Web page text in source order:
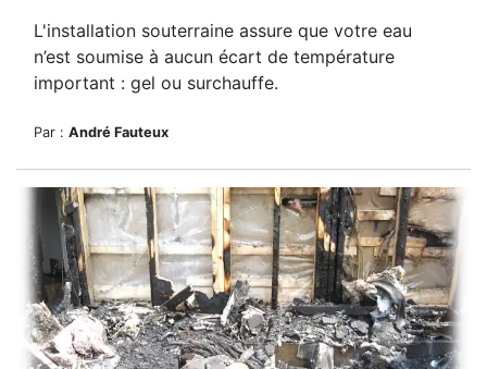
L'installation souterraine assure que votre eau
n’est soumise à aucun écart de température
important : gel ou surchauffe.
Par : André Fauteux